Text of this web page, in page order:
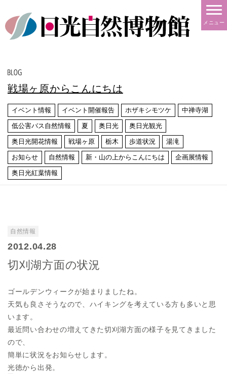
メニュー
戦場ヶ原からこんにちは
イベント情報 イベント開催報告 ホザキシモツケ 中禅寺湖
低公害バス自然情報 夏 奥日光 奥日光観光
奥日光開花情報 戦場ヶ原 栃木 歩道状況 湯滝
お知らせ 自然情報 新・山の上からこんにちは 企画展情報
奥日光紅葉情報
自然情報
2012.04.28
切刈湖方面の状況
ゴールデンウィークが始まりましたね。
天気も良さそうなので、ハイキングを考えている方も多いと思
います。
最近問い合わせの増えてきた切刈湖方面の様子を見てきました
ので、
簡単に状況をお知らせします。
光徳から出発。